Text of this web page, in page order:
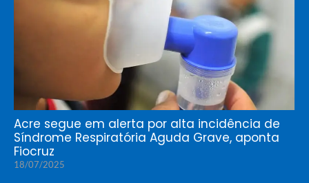
Acre segue em alerta por alta incidência de
Síndrome Respiratória Aguda Grave, aponta
Fiocruz
18/07/2025